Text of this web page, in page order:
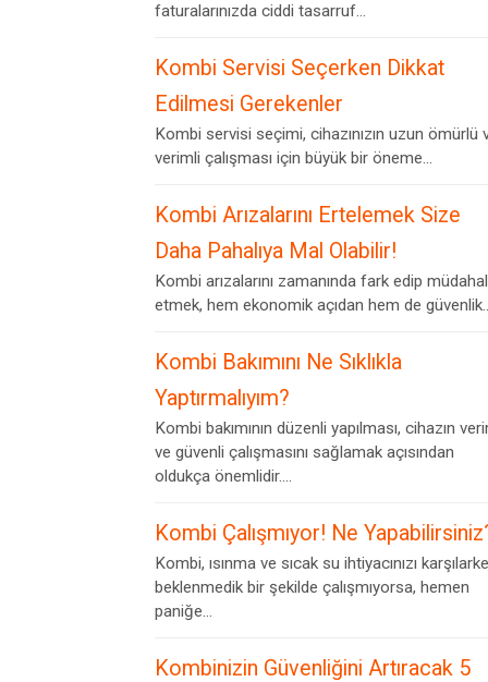
faturalarınızda ciddi tasarruf...
Kombi Servisi Seçerken Dikkat
Edilmesi Gerekenler
Kombi servisi seçimi, cihazınızın uzun ömürlü
verimli çalışması için büyük bir öneme...
Kombi Arızalarını Ertelemek Size
Daha Pahalıya Mal Olabilir!
Kombi arızalarını zamanında fark edip
etmek, hem ekonomik açıdan hem de
Kombi Bakımını Ne Sıklıkla
Yaptırmalıyım?
Kombi bakımının düzenli yapılması, cihazın
ve güvenli çalışmasını sağlamak açısından
oldukça önemlidir....
Kombi Çalışmıyor! Ne
Kombi, ısınma ve sıcak su ihtiyacınızı
beklenmedik bir şekilde çalışmıyorsa, hemen
paniğe...
Kombinizin Güvenliğini Artıracak 5